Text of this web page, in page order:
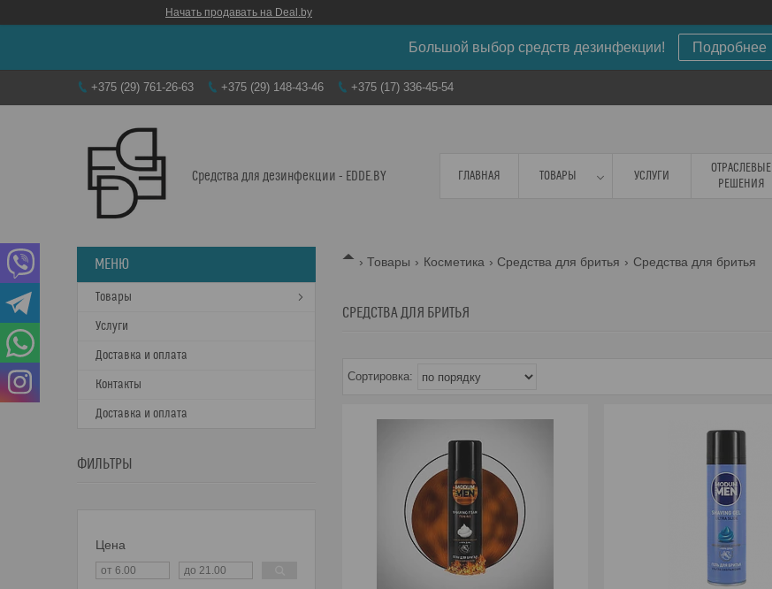
Начать продавать на Deal.by
Большой выбор средств дезинфекции! Подробнее
+375 (29) 761-26-63 +375 (29) 148-43-46 +375 (17) 336-45-54
Средства для дезинфекции - EDDE.BY ГЛАВНАЯ ТОВАРЫ УСЛУГИ
ОТРАСЛЕВЫЕ
РЕШЕНИЯ
Товары Косметика Средства для бритья Средства для бритья
СРЕДСТВА ДЛЯ БРИТЬЯ
Товары
Услуги
Доставка и оплата
Контакты
Доставка и оплата
ФИЛЬТРЫ
Цена